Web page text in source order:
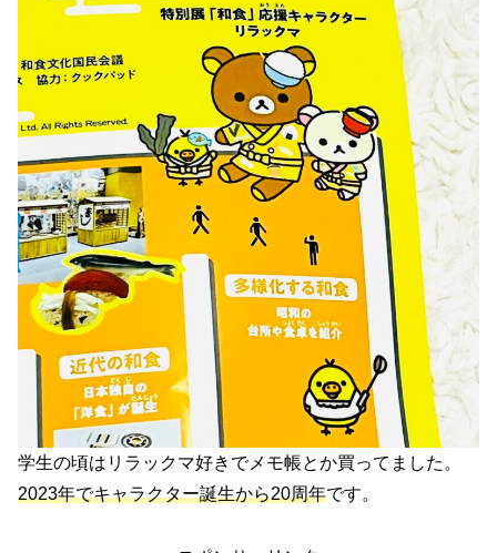
学生の頃はリラックマ好きでメモ帳とか買ってました。
2023年でキャラクター誕生から20周年です。